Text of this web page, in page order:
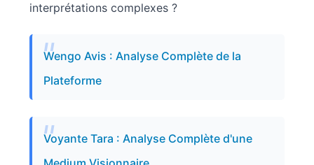
interprétations complexes ?
Wengo Avis : Analyse Complète de la
Plateforme
Voyante Tara : Analyse Complète d'une